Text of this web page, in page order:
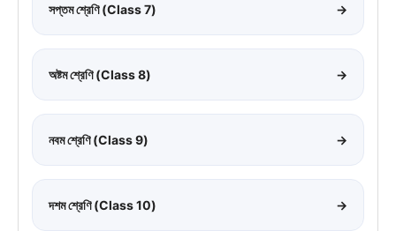
সপ্তম শ্রেণি (Class 7) →
অষ্টম শ্রেণি (Class 8) →
নবম শ্রেণি (Class 9) →
দশম শ্রেণি (Class 10) →